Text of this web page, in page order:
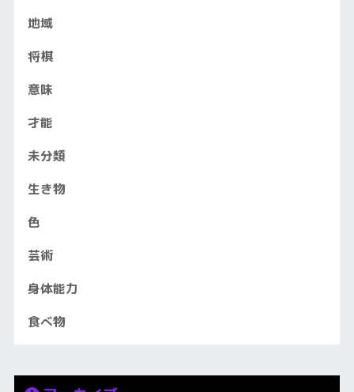
地域
将棋
意味
才能
未分類
生き物
色
芸術
身体能力
食べ物